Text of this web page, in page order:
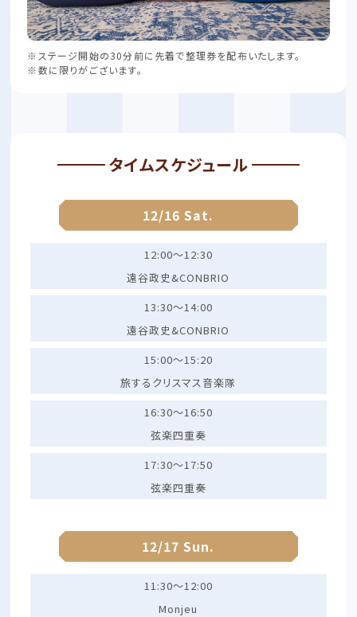
※ステージ開始の30分前に先着で整理券を配布いたします。
※数に限りがございます。
タイムスケジュール
12/16 Sat.
12:00～12:30
遠谷政史&CONBRIO
13:30～14:00
遠谷政史&CONBRIO
15:00～15:20
旅するクリスマス音楽隊
16:30～16:50
弦楽四重奏
17:30～17:50
弦楽四重奏
12/17 Sun.
11:30～12:00
Monjeu